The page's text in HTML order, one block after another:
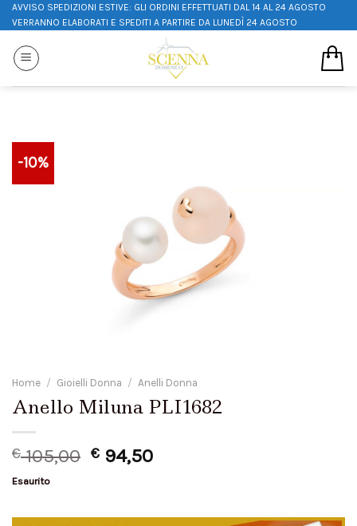
AVVISO SPEDIZIONI ESTIVE: GLI ORDINI EFFETTUATI DAL 14 AL 24 AGOSTO
VERRANNO ELABORATI E SPEDITI A PARTIRE DA LUNEDÌ 24 AGOSTO
-10%
Home / Gioielli Donna / Anelli Donna
Anello Miluna PLI1682
€105,00 € 94,50
Esaurito